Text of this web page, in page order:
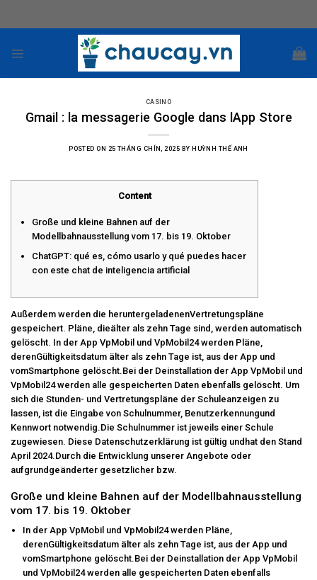
CASINO
‎Gmail : la messagerie Google dans lApp Store
POSTED ON 25 THÁNG CHÍN, 2025 BY HUỲNH THẾ ANH
Content
Große und kleine Bahnen auf der
Modellbahnausstellung vom 17. bis 19. Oktober
ChatGPT: qué es, cómo usarlo y qué puedes hacer
con este chat de inteligencia artificial
Außerdem werden die heruntergeladenenVertretungspläne
gespeichert. Pläne, dieälter als zehn Tage sind, werden automatisch
gelöscht. In der App VpMobil und VpMobil24 werden Pläne,
derenGültigkeitsdatum älter als zehn Tage ist, aus der App und
vomSmartphone gelöscht.Bei der Deinstallation der App VpMobil und
VpMobil24 werden alle gespeicherten Daten ebenfalls gelöscht. Um
sich die Stunden- und Vertretungspläne der Schuleanzeigen zu
lassen, ist die Eingabe von Schulnummer, Benutzerkennungund
Kennwort notwendig.Die Schulnummer ist jeweils einer Schule
zugewiesen. Diese Datenschutzerklärung ist gültig undhat den Stand
April 2024.Durch die Entwicklung unserer Angebote oder
aufgrundgeänderter gesetzlicher bzw.
Große und kleine Bahnen auf der Modellbahnausstellung
vom 17. bis 19. Oktober
In der App VpMobil und VpMobil24 werden Pläne,
derenGültigkeitsdatum älter als zehn Tage ist, aus der App und
vomSmartphone gelöscht.Bei der Deinstallation der App VpMobil
und VpMobil24 werden alle gespeicherten Daten ebenfalls